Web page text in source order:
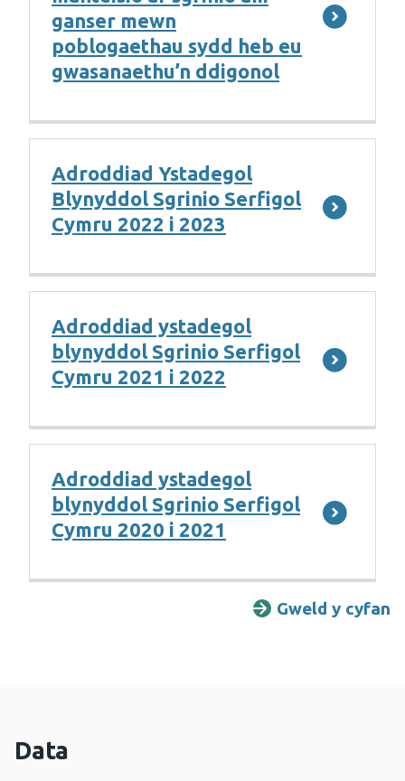
ganser mewn
poblogaethau sydd heb eu
gwasanaethu’n ddigonol
Adroddiad Ystadegol
Blynyddol Sgrinio Serfigol
Cymru 2022 i 2023
Adroddiad ystadegol
blynyddol Sgrinio Serfigol
Cymru 2021 i 2022
Adroddiad ystadegol
blynyddol Sgrinio Serfigol
Cymru 2020 i 2021
Gweld y cyfan
Data